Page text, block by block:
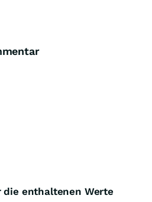
die enthaltenen Werte